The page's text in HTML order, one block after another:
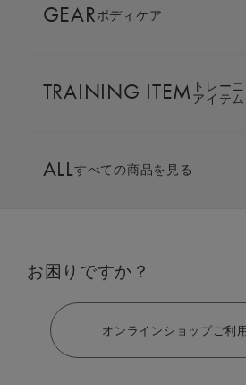
COLUMN
LARGE ORDER ⼤⼝
MULTI EMS
GEARボディケア
TRAINING ITEM トレー
アイテム
ALLすべての商品を見る
お困りですか？
オンラインショップご利
セット